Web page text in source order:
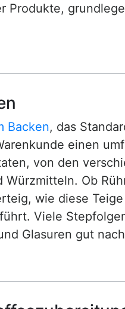
Produkte,
Backen, das
einen
von den
Würzmitteln. Ob
wie diese
Viele
Glasuren gut